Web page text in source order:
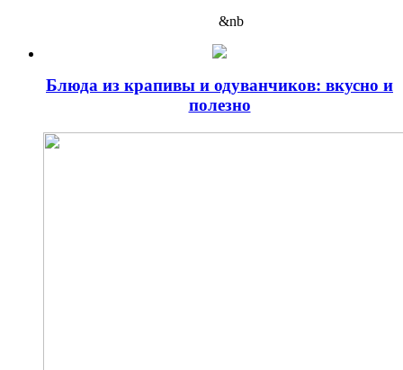
&nb
Блюда из крапивы и одуванчиков: вкусно и
полезно